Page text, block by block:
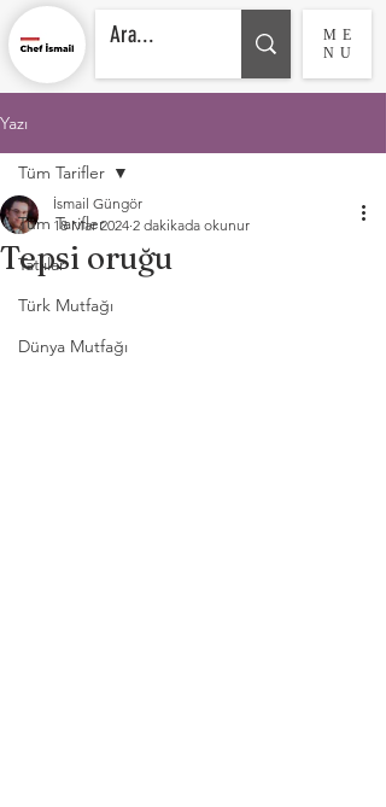
ME
NU
Yazı
Tüm Tarifler
Tatlılar
Türk Mutfağı
Dünya Mutfağı
Tüm Tarifler
Tepsi oruğu
İsmail Güngör
18 Mar 2024 2 dakikada okunur